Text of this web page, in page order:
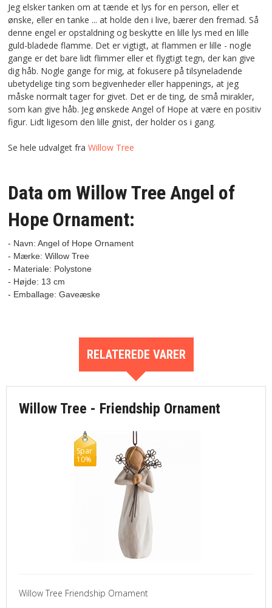
Jeg elsker tanken om at tænde et lys for en person, eller et
ønske, eller en tanke ... at holde den i live, bærer den fremad. Så
denne engel er opstaldning og beskytte en lille lys med en lille
guld-bladede flamme. Det er vigtigt, at flammen er lille - nogle
gange er det bare lidt flimmer eller et flygtigt tegn, der kan give
dig håb. Nogle gange for mig, at fokusere på tilsyneladende
ubetydelige ting som begivenheder eller happenings, at jeg
måske normalt tager for givet. Det er de ting, de små mirakler,
som kan give håb. Jeg ønskede Angel of Hope at være en positiv
figur. Lidt ligesom den lille gnist, der holder os i gang.
Se hele udvalget fra Willow Tree
Data om Willow Tree Angel of
Hope Ornament:
- Navn: Angel of Hope Ornament
- Mærke: Willow Tree
- Materiale: Polystone
- Højde: 13 cm
- Emballage: Gaveæske
RELATEREDE VARER
Willow Tree - Friendship Ornament
Spar
10%
Willow Tree Friendship Ornament